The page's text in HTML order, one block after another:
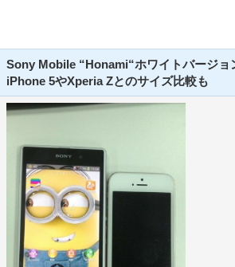
Sony Mobile “Honami“ホワイトバージョ
iPhone 5やXperia Zとのサイズ比較も